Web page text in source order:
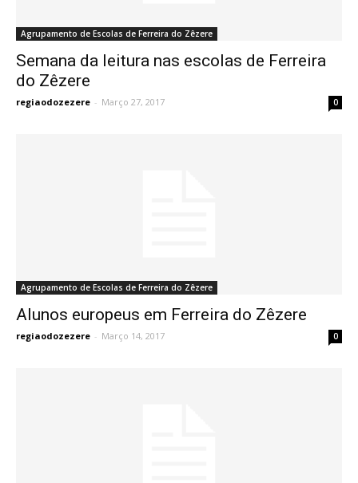
Agrupamento de Escolas de Ferreira do Zêzere
Semana da leitura nas escolas de Ferreira
do Zêzere
regiaodozezere - Março 27, 2017 0
Agrupamento de Escolas de Ferreira do Zêzere
Alunos europeus em Ferreira do Zêzere
regiaodozezere - Março 14, 2017 0